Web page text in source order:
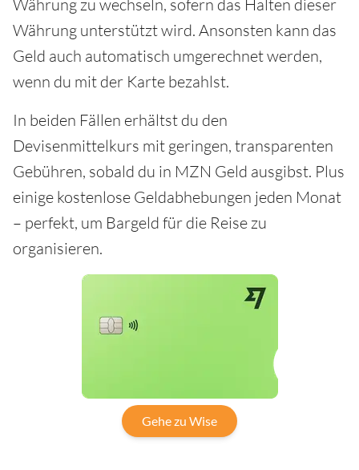
Währung zu wechseln, sofern das Halten dieser
Währung unterstützt wird. Ansonsten kann das
Geld auch automatisch umgerechnet werden,
wenn du mit der Karte bezahlst.
In beiden Fällen erhältst du den
Devisenmittelkurs mit geringen, transparenten
Gebühren, sobald du in MZN Geld ausgibst. Plus
einige kostenlose Geldabhebungen jeden Monat
– perfekt, um Bargeld für die Reise zu
organisieren.
Gehe zu Wise